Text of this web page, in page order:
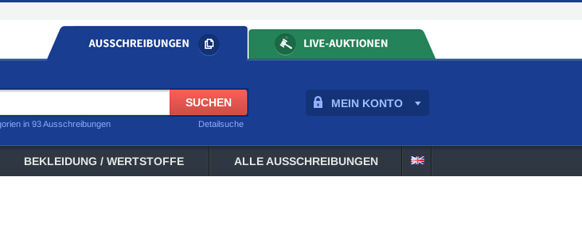
MEIN KONTO
Detailsuche
in 93 Ausschreibungen
BEKLEIDUNG / WERTSTOFFE ALLE AUSSCHREIBUNGEN